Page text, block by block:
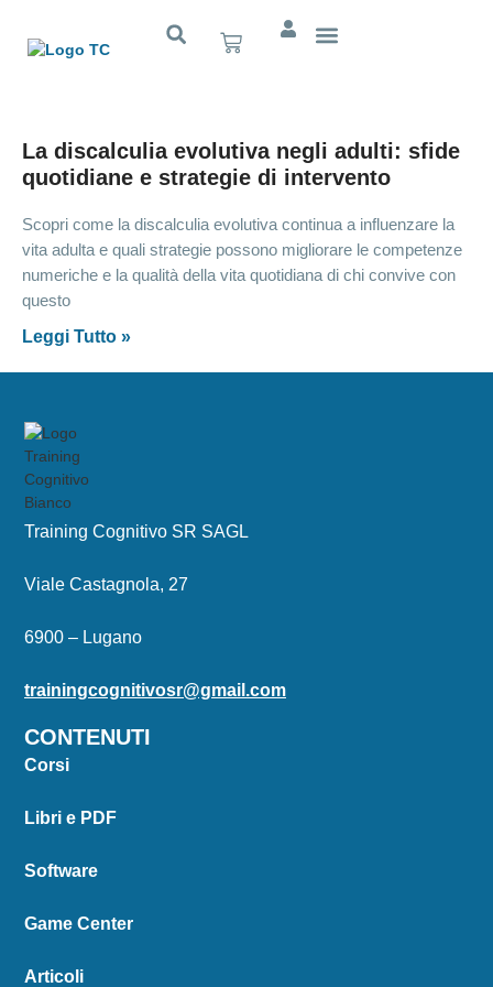
La discalculia evolutiva negli adulti: sfide
quotidiane e strategie di intervento
Scopri come la discalculia evolutiva continua a influenzare la
vita adulta e quali strategie possono migliorare le competenze
numeriche e la qualità della vita quotidiana di chi convive con
questo
Leggi Tutto »
Training Cognitivo SR SAGL
Viale Castagnola, 27
6900 – Lugano
trainingcognitivosr@gmail.com
CONTENUTI
Corsi
Libri e PDF
Software
Game Center
Articoli